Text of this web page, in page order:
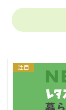
注目